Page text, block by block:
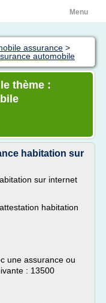
Menu
assurance >
automobile
thème :
habitation sur
sur internet
habitation
une assurance ou
: 13500